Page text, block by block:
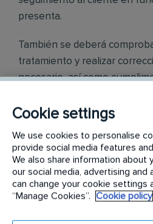
presenta.
También se deberá
tratamiento y realizar
necesario, así como
Ofrecemos contrato
competitivo+ incentivos por
comidas + tarjeta gasolina +
seguro médico y plan de
Cookie settings
We use cookies to personalise
provide social media features
We also share information about
our social media, advertising and
can change your cookie settings
“Manage Cookies”. Cookie policy